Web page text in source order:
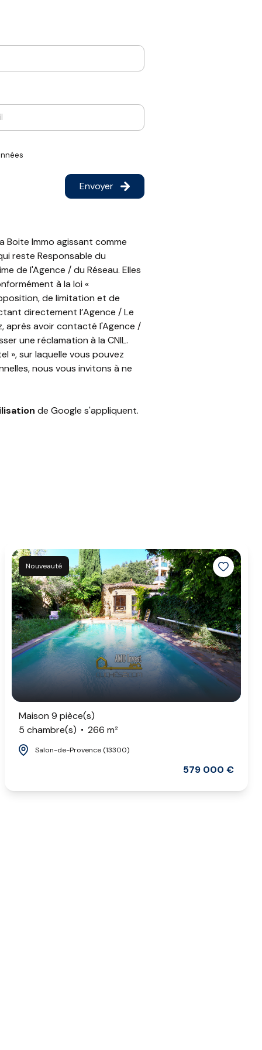
de rectification, d’effacement,
/ Le Réseau. Consultez le site
respectés, vous pouvez adresser une
https://www.bloctel.gouv.fr
. Dans le
Envoyer
Boite Immo agissant comme
reste Responsable du
de l'Agence / du Réseau. Elles
à la loi «
de limitation et de
directement l’Agence / Le
après avoir contacté l'Agence /
une réclamation à la CNIL.
», sur laquelle vous pouvez
nous vous invitons à ne
de Google s'appliquent.
Nouveauté
Maison 9 pièce(s)
5 chambre(s)
266 m²
Salon-de-Provence (13300)
579 000 €